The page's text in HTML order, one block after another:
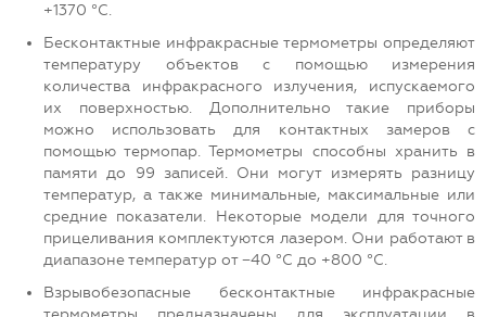
+1370 °С.
Бесконтактные инфракрасные термометры определяют
температуру объектов с помощью измерения
количества инфракрасного излучения, испускаемого
их поверхностью. Дополнительно такие приборы
можно использовать для контактных замеров с
помощью термопар. Термометры способны хранить в
памяти до 99 записей. Они могут измерять разницу
температур, а также минимальные, максимальные или
средние показатели. Некоторые модели для точного
прицеливания комплектуются лазером. Они работают в
диапазоне температур от −40 °С до +800 °С.
Взрывобезопасные бесконтактные инфракрасные